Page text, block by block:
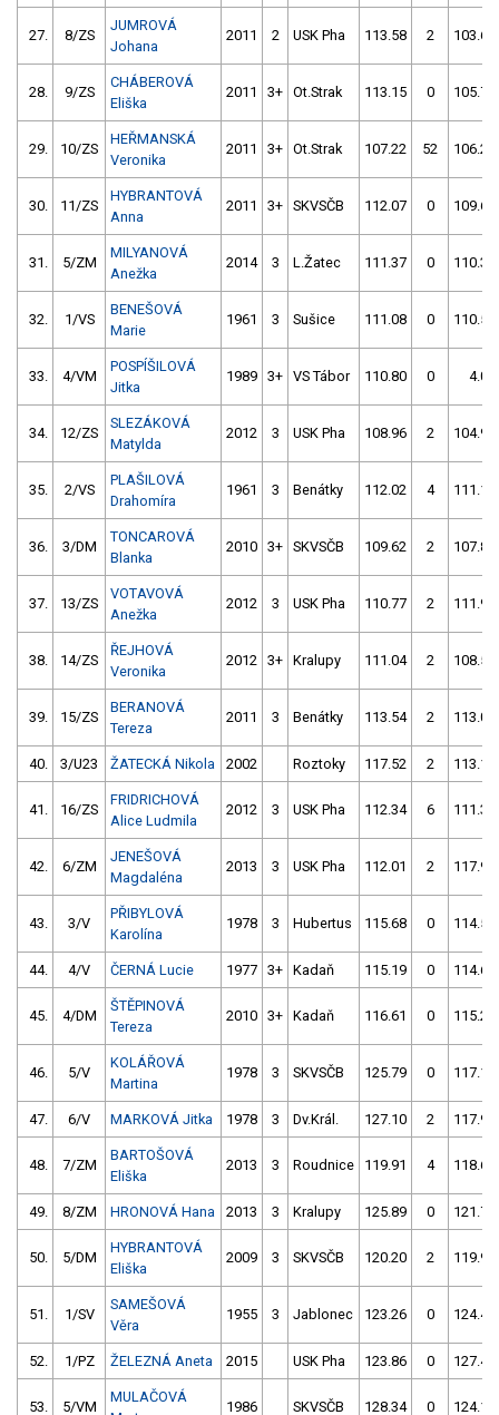
27. 8/ZS
JUMROVÁ
Johana
2011 2 USK Pha 113.58 2 103.65
28. 9/ZS
CHÁBEROVÁ
Eliška
2011 3+ Ot.Strak 113.15 0 105.78
29. 10/ZS
HEŘMANSKÁ
Veronika
2011 3+ Ot.Strak 107.22 52 106.27
30. 11/ZS
HYBRANTOVÁ
Anna
2011 3+ SKVSČB 112.07 0 109.69
31. 5/ZM
MILYANOVÁ
Anežka
2014 3 L.Žatec 111.37 0 110.35
32. 1/VS
BENEŠOVÁ
Marie
1961 3 Sušice 111.08 0 110.52
33. 4/VM
POSPÍŠILOVÁ
Jitka
1989 3+ VS Tábor 110.80 0 4.00
34. 12/ZS
SLEZÁKOVÁ
Matylda
2012 3 USK Pha 108.96 2 104.93
35. 2/VS
PLAŠILOVÁ
Drahomíra
1961 3 Benátky 112.02 4 111.11
36. 3/DM
TONCAROVÁ
Blanka
2010 3+ SKVSČB 109.62 2 107.82
37. 13/ZS
VOTAVOVÁ
Anežka
2012 3 USK Pha 110.77 2 111.94
38. 14/ZS
ŘEJHOVÁ
Veronika
2012 3+ Kralupy 111.04 2 108.58
39. 15/ZS
BERANOVÁ
Tereza
2011 3 Benátky 113.54 2 113.08
40. 3/U23 ŽATECKÁ Nikola 2002 Roztoky 117.52 2 113.19
41. 16/ZS
FRIDRICHOVÁ
Alice Ludmila
2012 3 USK Pha 112.34 6 111.33
42. 6/ZM
JENEŠOVÁ
Magdaléna
2013 3 USK Pha 112.01 2 117.94
43. 3/V
PŘIBYLOVÁ
Karolína
1978 3 Hubertus 115.68 0 114.53
44. 4/V ČERNÁ Lucie 1977 3+ Kadaň 115.19 0 114.64
45. 4/DM
ŠTĚPINOVÁ
Tereza
2010 3+ Kadaň 116.61 0 115.20
46. 5/V
KOLÁŘOVÁ
Martina
1978 3 SKVSČB 125.79 0 117.14
47. 6/V MARKOVÁ Jitka 1978 3 Dv.Král. 127.10 2 117.97
48. 7/ZM
BARTOŠOVÁ
Eliška
2013 3 Roudnice 119.91 4 118.67
49. 8/ZM HRONOVÁ Hana 2013 3 Kralupy 125.89 0 121.75
50. 5/DM
HYBRANTOVÁ
Eliška
2009 3 SKVSČB 120.20 2 119.95
51. 1/SV
SAMEŠOVÁ
Věra
1955 3 Jablonec 123.26 0 124.40
52. 1/PZ ŽELEZNÁ Aneta 2015 USK Pha 123.86 0 127.40
53. 5/VM
MULAČOVÁ
1986 SKVSČB 128.34 0 124.14